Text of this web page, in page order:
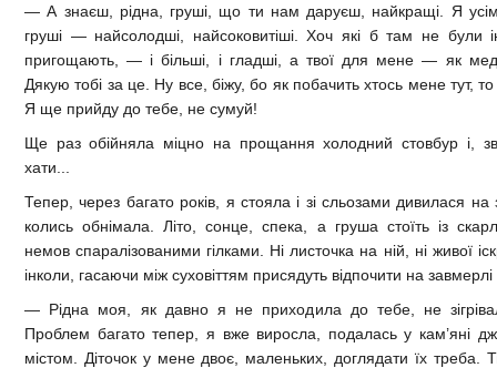
— А знаєш, рідна, груші, що ти нам даруєш, найкращі. Я усім
груші — найсолодші, найсоковитіші. Хоч які б там не
пригощають, — і більші, і гладші, а твої для мене — як мед
Дякую тобі за це. Ну все, біжу, бо як побачить хтось мене тут,
Я ще прийду до тебе, не сумуй!
Ще раз обійняла міцно на прощання холодний стовбур і,
хати...
Тепер, через багато років, я стояла і зі сльозами дивилася
колись обнімала. Літо, сонце, спека, а груша стоїть із
немов спаралізованими гілками. Ні листочка на ній, ні живої
інколи, гасаючи між суховіттям присядуть відпочити на завмерлі
— Рідна моя, як давно я не приходила до тебе, не
Проблем багато тепер, я вже виросла, подалась у кам’яні
містом. Діточок у мене двоє, маленьких, доглядати їх треба.